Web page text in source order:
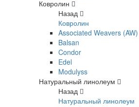
Ковролин
Назад
Ковролин
Associated Weavers (AW)
Balsan
Condor
Edel
Modulyss
Натуральный линолеум
Назад
Натуральный линолеум